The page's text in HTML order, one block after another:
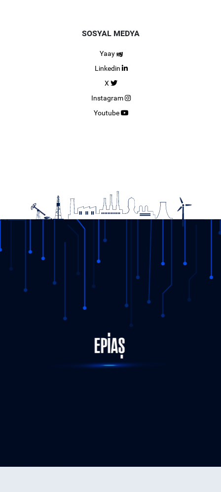
SOSYAL MEDYA
Yaay
Linkedin
X
Instagram
Youtube